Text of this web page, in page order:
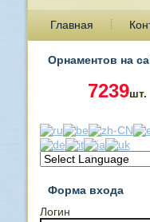
Главная
Орнаментов на
7239шт.
Форма входа
Логин